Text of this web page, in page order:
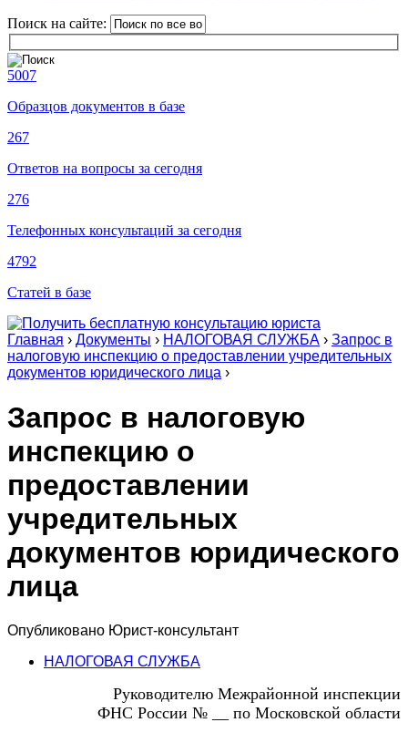
Поиск на сайте:
5007
Образцов документов в базе
267
Ответов на вопросы за сегодня
276
Телефонных консультаций за сегодня
4792
Статей в базе
Главная › Документы › НАЛОГОВАЯ СЛУЖБА › Запрос в
налоговую инспекцию о предоставлении учредительных
документов юридического лица ›
Запрос в налоговую
инспекцию о
предоставлении
учредительных
документов юридического
лица
Опубликовано Юрист-консультант
НАЛОГОВАЯ СЛУЖБА
Руководителю Межрайонной инспекции
ФНС России № __ по Московской области